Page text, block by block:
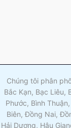
Chúng tôi phân
Bắc Kạn, Bạc Liêu,
Phước, Bình
Biên, Đồng Nai,
Hải Dương, Hậu